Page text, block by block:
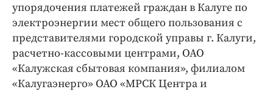
упорядочения платежей граждан в Калуге по
электроэнергии мест общего пользования с
представителями городской управы г. Калуги,
расчетно-кассовыми центрами, ОАО
«Калужская сбытовая компания», филиалом
«Калугаэнерго» ОАО «МРСК Центра и